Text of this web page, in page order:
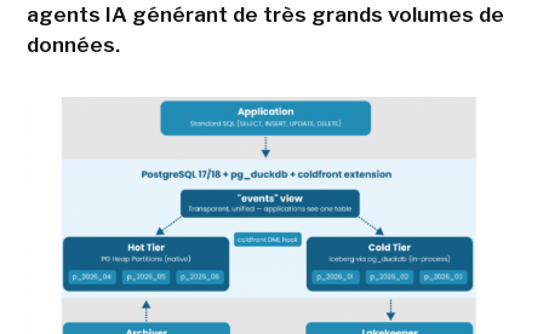
agents IA générant de très grands volumes de
données.